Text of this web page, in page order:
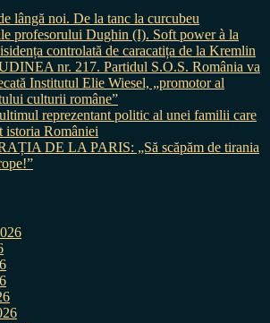
lângă noi. De la tanc la curcubeu
profesorului Dughin (I). Soft power à la
controlată de caracatița de la Kremlin
nr. 217. Partidul S.O.S. România va
Institutul Elie Wiesel, „promotor al
culturii române”
reprezentant politic al unei familii care
istoria României
DE LA PARIS: „Să scăpăm de tirania